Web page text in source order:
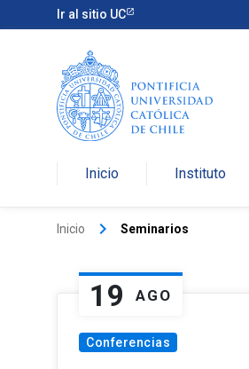
Ir al sitio UC
Inicio Instituto
Inicio keyboard_arrow_right Seminarios
19 AGO
Conferencias